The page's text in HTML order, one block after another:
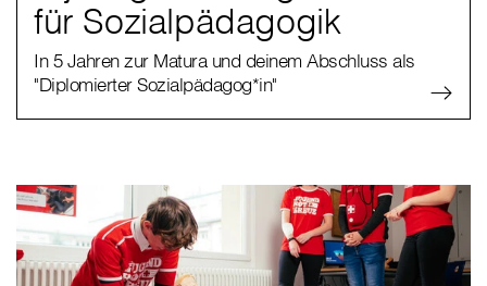
für Sozialpädagogik
In 5 Jahren zur Matura und deinem Abschluss als
"Diplomierter Sozialpädagog*in"